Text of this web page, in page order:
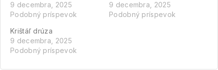
9 decembra, 2025
Podobný príspevok
9 decembra, 2025
Podobný príspevok
Krištáľ drúza
9 decembra, 2025
Podobný príspevok